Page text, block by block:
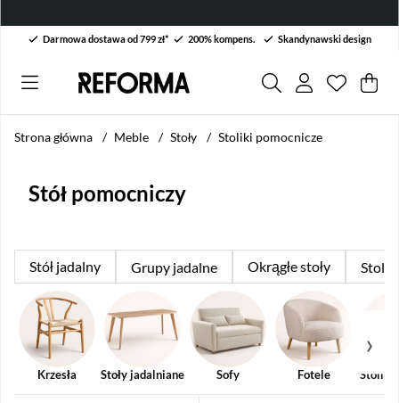
Darmowa dostawa od 799 zł* 200% kompens. Skandynawski design
Lista
Liczba w
. .
Strona główna Meble Stoły Stoliki pomocnicze
Stół pomocniczy
Stół jadalny Grupy jadalne Okrągłe stoły Stolik
Krzesła Stoły jadalniane Sofy Fotele Stoliki